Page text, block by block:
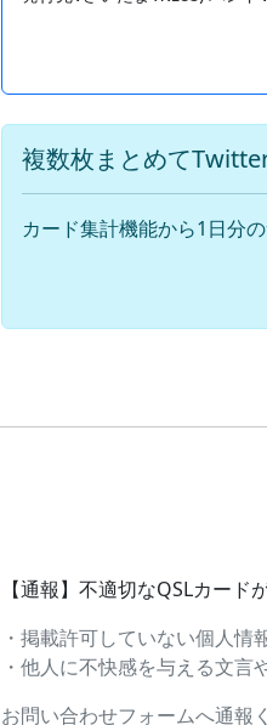
複数枚まとめて
カード集計機能から1日分
【通報】不適切なQSLカード
・掲載許可していない個人
・他人に不快感を与える文言
お問い合わせフォームへ通報